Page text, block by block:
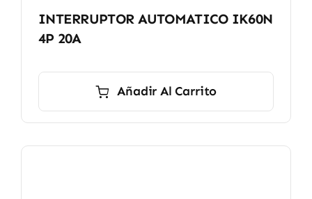
INTERRUPTOR AUTOMATICO IK60N
4P 20A
Añadir Al Carrito